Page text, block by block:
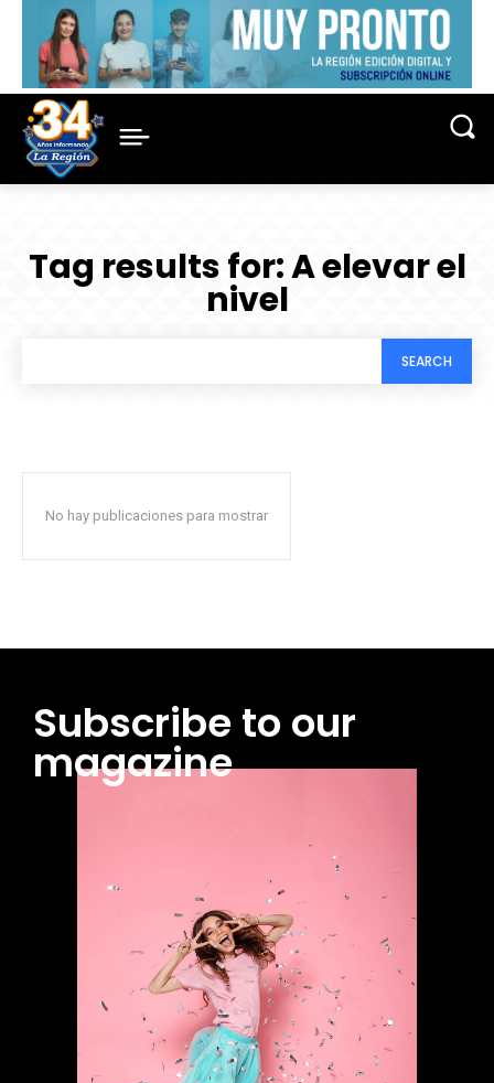
Tag results for:A elevar el
nivel
SEARCH
No hay publicaciones para mostrar
Subscribe to our
magazine